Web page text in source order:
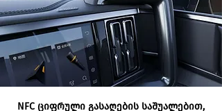
NFC ციფრული გასაღების საშუალებით,